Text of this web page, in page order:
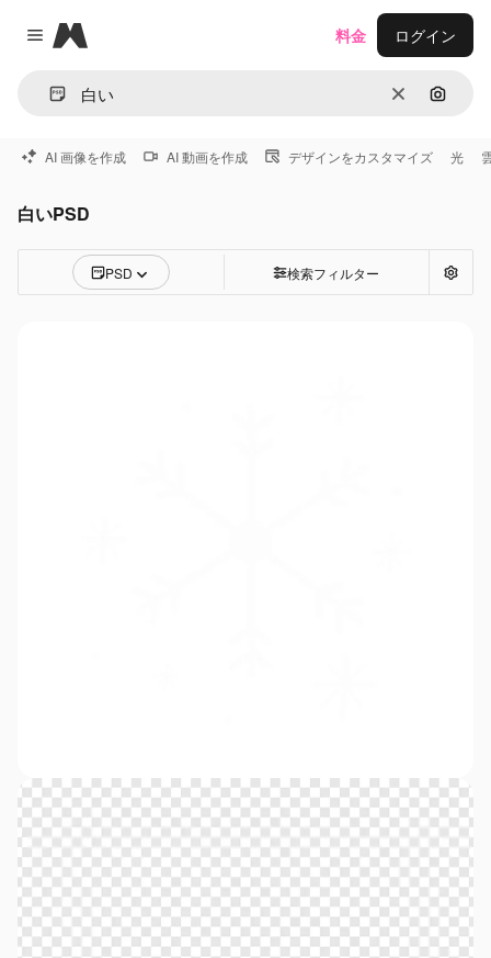
Close menu
Magnific
消去 画像で
料金 ログイン
AI 画像を作成 AI 動画を作成 デザインをカスタマイズ 光
白いPSD
PSD 検索フィルター